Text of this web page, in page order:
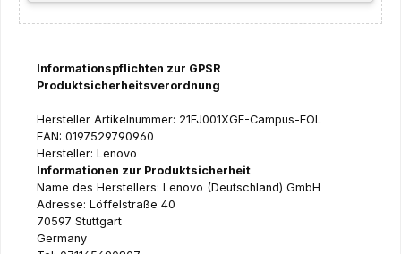
Informationspflichten zur GPSR
Produktsicherheitsverordnung
Hersteller Artikelnummer: 21FJ001XGE-Campus-EOL
EAN: 0197529790960
Hersteller: Lenovo
Informationen zur Produktsicherheit
Name des Herstellers: Lenovo (Deutschland) GmbH
Adresse: Löffelstraße 40
70597 Stuttgart
Germany